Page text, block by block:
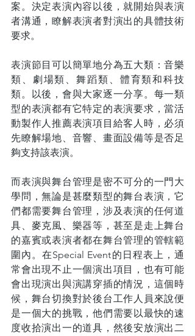
案。決定表演內容以後，就開始與表演
者溝通，瞭解表演者對演出的具體技術
要求。
表演節目可以簡單地分為五大類：音樂
類、劇場類、舞蹈類、體育類和科技
類。以後，會與大家逐一分享。每一類
型的表演都有它特定的表演要求，當活
動製作人推薦表演項目給客人時，必須
先瞭解場地、音響、畫面設備等是否足
夠支持該表演。
而表演與舞台管理是密不可分的一門大
學問，無論是甚麼類型的舞台表演，它
們都需要舞台管理，涉及表演的任何道
具、麥克風、樂器等，甚至是走上舞台
的嘉賓或表演者都在舞台管理的管轄範
圍內。在Special Event的日程表上，通
常會出現不止一個演出項目，也有可能
會出現演出與演講穿插的情況，這個時
候，舞台切換對於後台工作人員來說便
是一個大的挑戰，他們需要以最快的速
度收拾演出一的道具，然後安放演出二